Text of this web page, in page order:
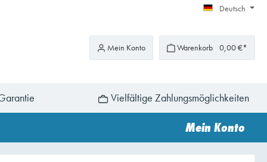
Deutsch
Mein Konto Warenkorb 0,00 €*
Vielfältige Zahlungsmöglichkeiten
Mein Konto